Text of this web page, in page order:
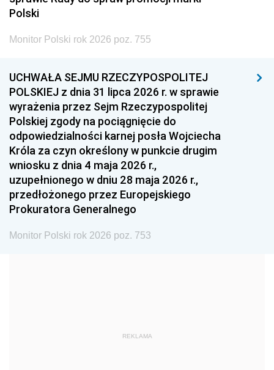
2005
1996 1995 1994
1993 1992 1991
1990 1989
1987 1986 1985
1984 1983
1981 1980 1979
1978 1977
1975 1974
1959
Polski
Monitor Polski rok 2026 poz. 755
UCHWAŁA SEJMU RZECZYPOSPOLITEJ
POLSKIEJ z dnia 31 lipca 2026 r. w sprawie
wyrażenia przez Sejm Rzeczypospolitej
Polskiej zgody na pociągnięcie do
odpowiedzialności karnej posła Wojciecha
Króla za czyn określony w punkcie drugim
wniosku z dnia 4 maja 2026 r.,
uzupełnionego w dniu 28 maja 2026 r.,
przedłożonego przez Europejskiego
Prokuratora Generalnego
Monitor Polski rok 2026 poz. 753
REKLAMA